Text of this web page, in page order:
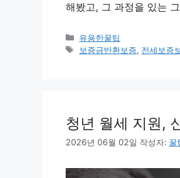
해봤고, 그 과정을 있는
카
테
유용한꿀팁
태
보증금반환보증, 전세보증
청년 월세 지원,
2026년 06월 02일 작성자: 꿀